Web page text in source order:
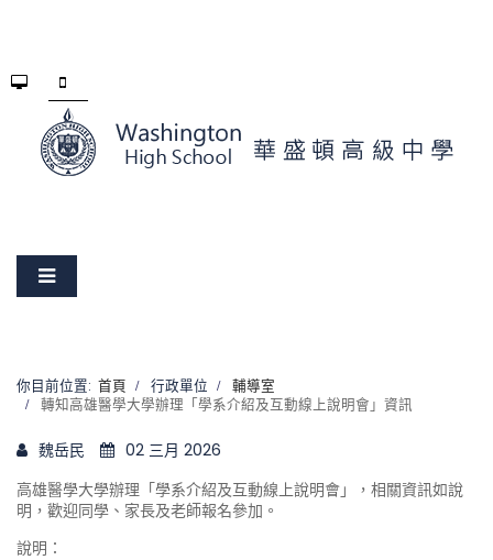
你目前位置: 首頁 行政單位
輔導室
轉知高雄醫學大學辦理「學系介紹及互動線上說明會」資訊
魏岳民
02 三月 2026
高雄醫學大學辦理「學系介紹及互動線上說明會」，相關資訊如說
明，歡迎同學、家長及老師報名參加。
說明：